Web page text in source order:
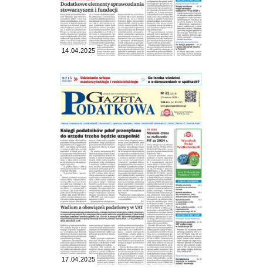
14.04.2025
17.04.2025